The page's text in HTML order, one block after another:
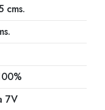
cms.
7V